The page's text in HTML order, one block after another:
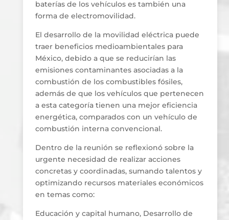
baterías de los vehículos es también una
forma de electromovilidad.
El desarrollo de la movilidad eléctrica puede
traer beneficios medioambientales para
México, debido a que se reducirían las
emisiones contaminantes asociadas a la
combustión de los combustibles fósiles,
además de que los vehículos que pertenecen
a esta categoría tienen una mejor eficiencia
energética, comparados con un vehículo de
combustión interna convencional.
Dentro de la reunión se reflexionó sobre la
urgente necesidad de realizar acciones
concretas y coordinadas, sumando talentos y
optimizando recursos materiales económicos
en temas como:
Educación y capital humano, Desarrollo de